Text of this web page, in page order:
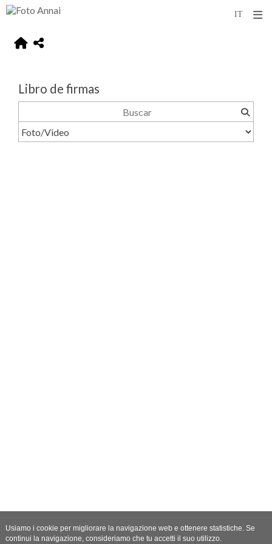
Libro de firmas
Usiamo i cookie per migliorare la navigazione web e ottenere statistiche. Se
continui la navigazione, consideriamo che tu accetti il suo utilizzo.